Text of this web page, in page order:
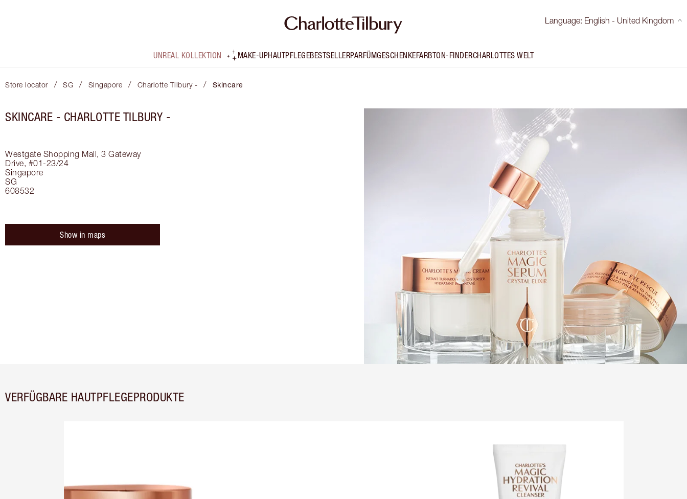
Language: English - United Kingdom
UNREAL KOLLEKTION MAKE-UPHAUTPFLEGEBESTSELLERPARFÜMGESCHENKEFARBTON-FINDERCHARLOTTES WELT
Store locator / SG / Singapore / Charlotte Tilbury - / Skincare
SKINCARE - CHARLOTTE TILBURY -
Westgate Shopping Mall, 3 Gateway
Drive, #01-23/24
Singapore
SG
608532
Show in maps
VERFÜGBARE HAUTPFLEGEPRODUKTE